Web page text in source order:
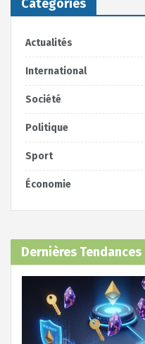
Catégories
Actualités
International
Société
Politique
Sport
Économie
Dernières Tendances